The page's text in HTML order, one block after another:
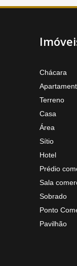
Chácara
Terreno
Casa
Área
Sítio
Hotel
Prédio
Sala
Sobrado
Ponto
Pavilhão